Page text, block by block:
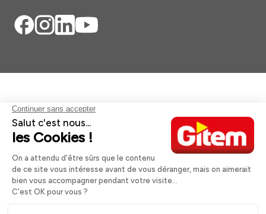
Aides et informations
Services
Informations légales
A propos